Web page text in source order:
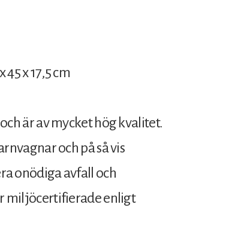
x 17,5 cm
är av mycket hög kvalitet.
och på så vis
onödiga avfall och
miljöcertifierade enligt